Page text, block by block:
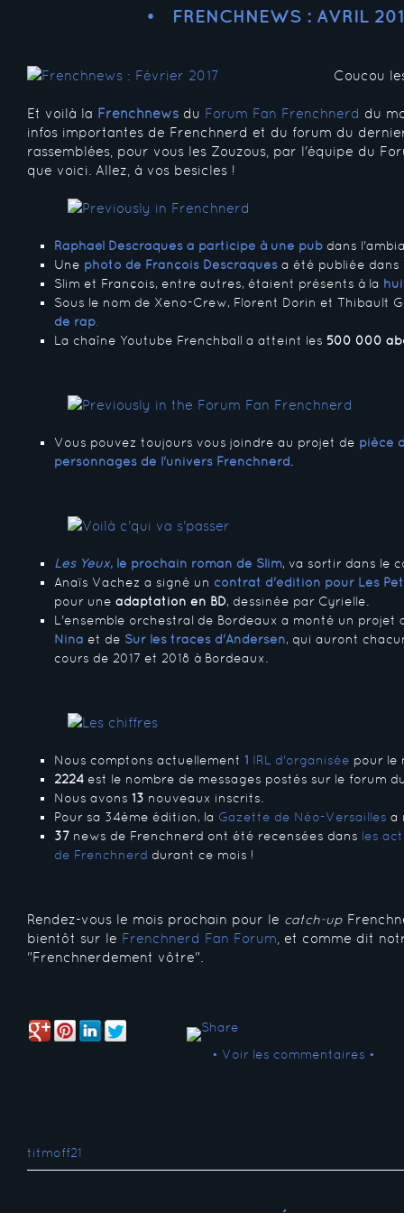
FRENCHNEWS : AVRIL
Coucou
Et voilà la Frenchnews du Forum Fan Frenchnerd du
infos importantes de Frenchnerd et du forum du
rassemblées, pour vous les Zouzous, par l'équipe du
que voici. Allez, à vos besicles !
Raphaël Descraques a participé à une pub dans
Une photo de François Descraques a été publiée dans
Slim et François, entre autres, étaient présents à la
Sous le nom de Xeno-Crew, Florent Dorin et Thibault
de rap.
La chaîne Youtube Frenchball a atteint les 500 000
Vous pouvez toujours vous joindre au projet de pièce
personnages de l'univers Frenchnerd.
Les Yeux, le prochain roman de Slim, va sortir dans le
Anaïs Vachez a signé un contrat d'édition pour Les
pour une adaptation en BD, dessinée par Cyrielle.
L'ensemble orchestral de Bordeaux a monté un
Nina et de Sur les traces d'Andersen, qui auront
cours de 2017 et 2018 à Bordeaux.
Nous comptons actuellement 1 IRL d'organisée pour le
2224 est le nombre de messages postés sur le forum
Nous avons 13 nouveaux inscrits.
Pour sa 34ème édition, la Gazette de Néo-Versailles a
37 news de Frenchnerd ont été recensées dans les
de Frenchnerd durant ce mois !
Rendez-vous le mois prochain pour le catch-up
bientôt sur le Frenchnerd Fan Forum , et comme dit
"Frenchnerdement vôtre".
• Voir les commentaires •
titmoff21